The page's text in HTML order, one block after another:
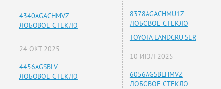
4340AGACHMVZ
ЛОБОВОЕ СТЕКЛО
24 ОКТ 2025
4456AGSBLV
ЛОБОВОЕ СТЕКЛО
8378AGACHMU1Z
ЛОБОВОЕ СТЕКЛО
TOYOTA LANDCRUISER
10 ИЮЛ 2025
6056AGSBLHMVZ
ЛОБОВОЕ СТЕКЛО